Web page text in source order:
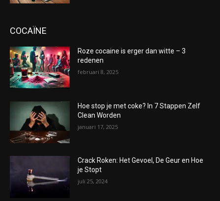
COCAÏNE
Roze cocaine is erger dan witte – 3
redenen
februari 8, 2025
Hoe stop je met coke? In 7 Stappen Zelf
Clean Worden
januari 17, 2025
Crack Roken: Het Gevoel, De Geur en Hoe
je Stopt
juli 25, 2024